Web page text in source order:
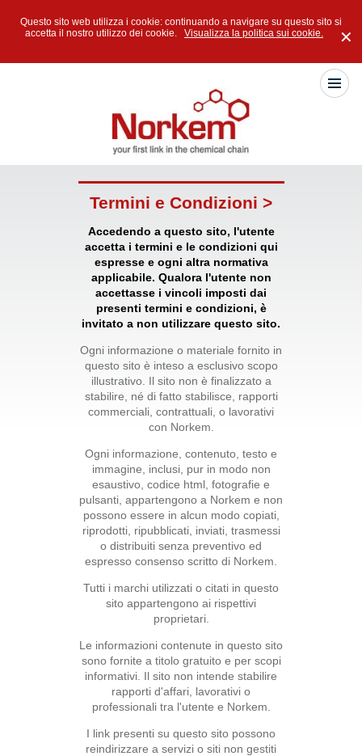
Questo sito web utilizza i cookie: continuando a navigare su questo sito si
accetta il nostro utilizzo dei cookie. Visualizza la politica sui cookie. ✕
Termini e Condizioni >
Accedendo a questo sito, l'utente
accetta i termini e le condizioni qui
espresse e ogni altra normativa
applicabile. Qualora l'utente non
accettasse i vincoli imposti dai
presenti termini e condizioni, è
invitato a non utilizzare questo sito.
Ogni informazione o materiale fornito in
questo sito è inteso a esclusivo scopo
illustrativo. Il sito non è finalizzato a
stabilire, né di fatto stabilisce, rapporti
commerciali, contrattuali, o lavorativi
con Norkem.
Ogni informazione, contenuto, testo e
immagine, inclusi, pur in modo non
esaustivo, codice html, fotografie e
pulsanti, appartengono a Norkem e non
possono essere in alcun modo copiati,
riprodotti, ripubblicati, inviati, trasmessi
o distribuiti senza preventivo ed
espresso consenso scritto di Norkem.
Tutti i marchi utilizzati o citati in questo
sito appartengono ai rispettivi
proprietari.
Le informazioni contenute in questo sito
sono fornite a titolo gratuito e per scopi
informativi. Il sito non intende stabilire
rapporti d'affari, lavorativi o
professionali tra l'utente e Norkem.
I link presenti su questo sito possono
reindirizzare a servizi o siti non gestiti